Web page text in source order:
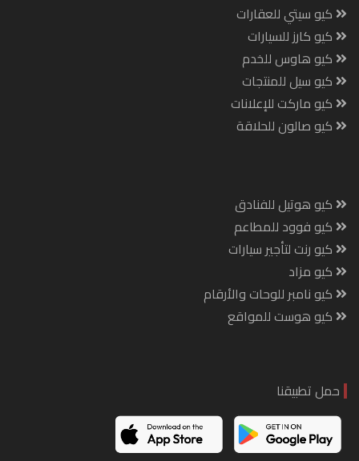
كيو سيتي للعقارات
كيو كارز للسيارات
كيو هاوس للخدم
كيو سيل للمنتجات
كيو ماركت للإعلانات
كيو صالون للحلاقة
كيو هوتيل للفنادق
كيو فوود للمطاعم
كيو رنت لتأجير سيارات
كيو مزاد
كيو نامبر للوحات والأرقام
كيو هوست للمواقع
حمل تطبيقنا